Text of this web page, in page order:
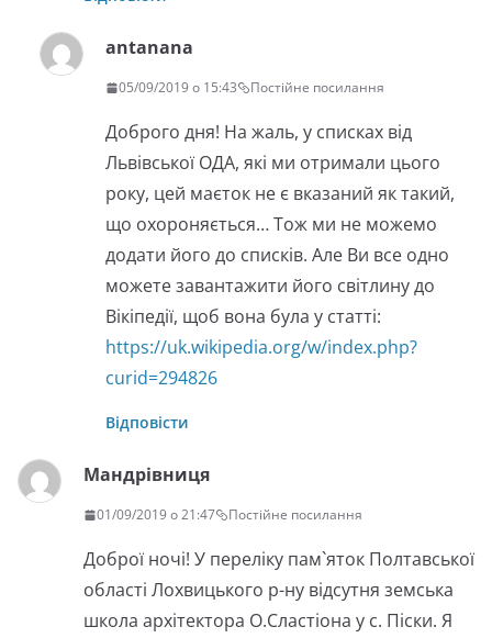
antanana
05/09/2019 о 15:43 Постійне посилання
Доброго дня! На жаль, у списках від
Львівської ОДА, які ми отримали цього
року, цей маєток не є вказаний як такий,
що охороняється… Тож ми не можемо
додати його до списків. Але Ви все одно
можете завантажити його світлину до
Вікіпедії, щоб вона була у статті:
https://uk.wikipedia.org/w/index.php?
curid=294826
Відповісти
Мандрівниця
01/09/2019 о 21:47 Постійне посилання
Доброї ночі! У переліку пам`яток Полтавської
області Лохвицького р-ну відсутня земська
школа архітектора О.Сластіона у с. Піски. Я